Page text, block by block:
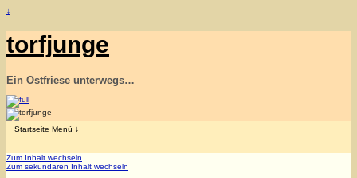
↓
torfjunge
Ein Ostfriese unterwegs…
Startseite Menü ↓
Zum Inhalt wechseln
Zum sekundären Inhalt wechseln